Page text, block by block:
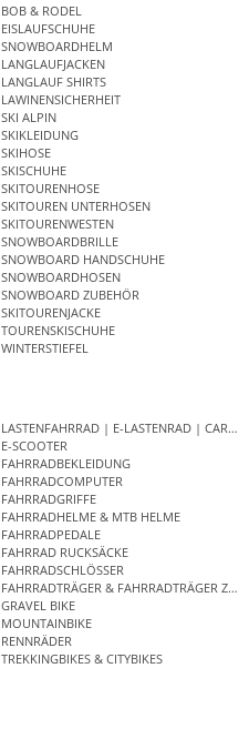
BOB & RODEL
EISLAUFSCHUHE
SNOWBOARDHELM
LANGLAUFJACKEN
LANGLAUF SHIRTS
LAWINENSICHERHEIT
SKI ALPIN
SKIKLEIDUNG
SKIHOSE
SKISCHUHE
SKITOURENHOSE
SKITOUREN UNTERHOSEN
SKITOURENWESTEN
SNOWBOARDBRILLE
SNOWBOARD HANDSCHUHE
SNOWBOARDHOSEN
SNOWBOARD ZUBEHÖR
SKITOURENJACKE
TOURENSKISCHUHE
WINTERSTIEFEL
LASTENFAHRRAD | E-LASTENRAD |
E-SCOOTER
FAHRRADBEKLEIDUNG
FAHRRADCOMPUTER
FAHRRADGRIFFE
FAHRRADHELME & MTB HELME
FAHRRADPEDALE
FAHRRAD RUCKSÄCKE
FAHRRADSCHLÖSSER
FAHRRADTRÄGER & FAHRRADTRÄGER
GRAVEL BIKE
MOUNTAINBIKE
RENNRÄDER
TREKKINGBIKES & CITYBIKES